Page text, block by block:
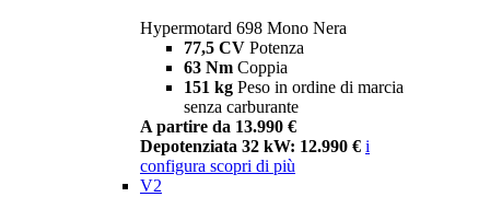
Hypermotard 698 Mono Nera
77,5 CV Potenza
63 Nm Coppia
151 kg Peso in ordine di marcia
senza carburante
A partire da 13.990 €
Depotenziata 32 kW: 12.990 € i
configura scopri di più
V2